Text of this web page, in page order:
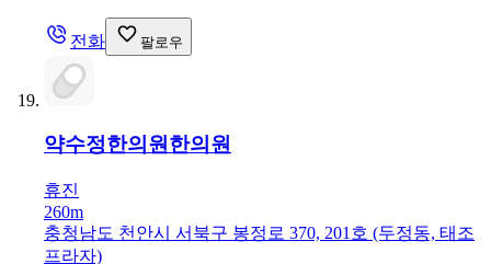
전화 팔로우
약수정한의원한의원
휴진
260m
충청남도 천안시 서북구 봉정로 370, 201호 (두정동, 태조
프라자)